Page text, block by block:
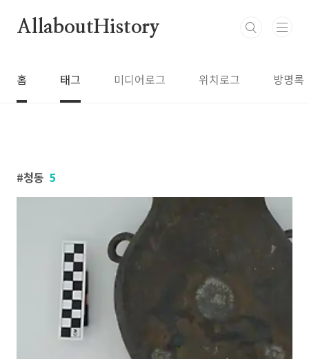
AllaboutHistory
홈 태그 미디어로그 위치로그 방명록
청동 5